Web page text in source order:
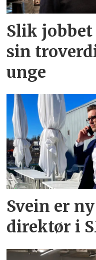
Slik
sin
unge
Svein er
direktør i